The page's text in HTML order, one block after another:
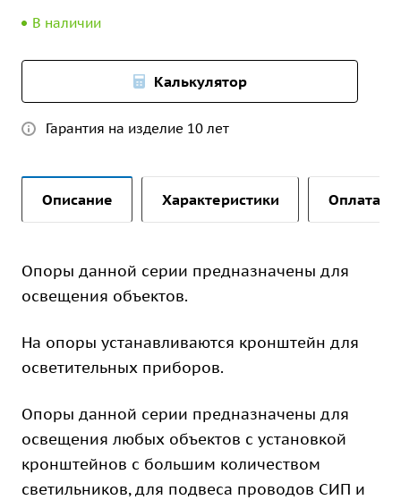
В наличии
Калькулятор
Гарантия на изделие 10 лет
Описание Характеристики Оплата и
Опоры данной серии предназначены для
освещения объектов.
На опоры устанавливаются кронштейн для
осветительных приборов.
Опоры данной серии предназначены для
освещения любых объектов с установкой
кронштейнов с большим количеством
светильников, для подвеса проводов СИП и